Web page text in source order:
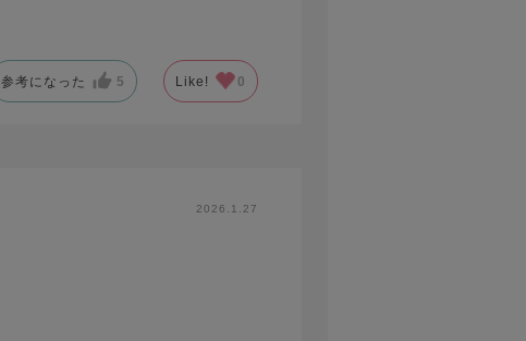
参考になった 5 Like! 0
2026.1.27